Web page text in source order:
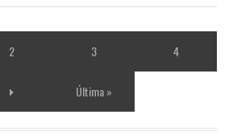
2 3 4
Última »